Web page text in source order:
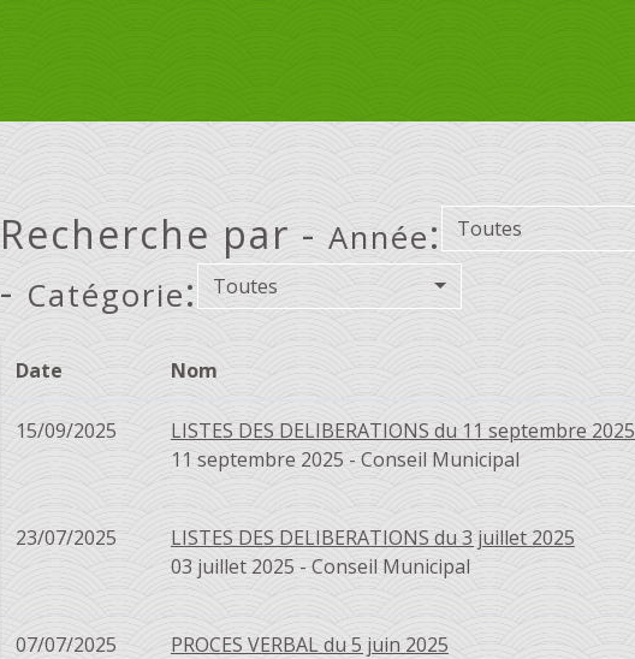
Recherche par - Année: Toutes
- Catégorie: Toutes
Date Nom
15/09/2025
LISTES DES DELIBERATIONS du 11 septembre 2025
11 septembre 2025 - Conseil Municipal
23/07/2025
LISTES DES DELIBERATIONS du 3 juillet 2025
03 juillet 2025 - Conseil Municipal
07/07/2025
PROCES VERBAL du 5 juin 2025